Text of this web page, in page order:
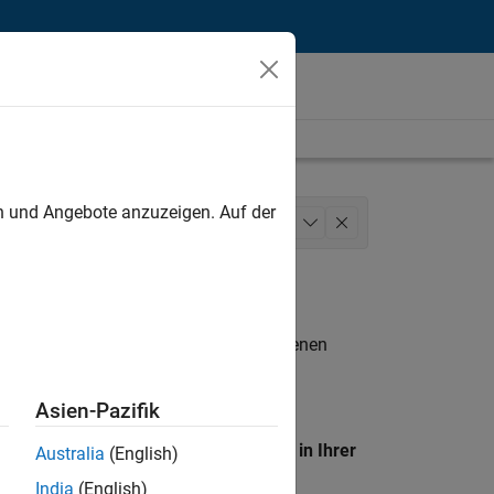
Marketing Services
. Wenn Sie noch immer keine offenen
unseres
Standort, um alle Stellenangebote in Ihrer
Angebote anzuzeigen. Auf der
Asien-Pazifik
Australia (English)
India (English)